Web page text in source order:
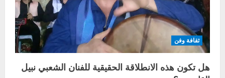
ثقافة وفن
هل تكون هذه الانطلاقة الحقيقية للفنان الشعبي نبيل